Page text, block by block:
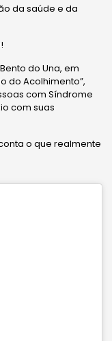
da saúde e da
do Una, em
do Acolhimento”,
com Síndrome
com suas
o que realmente